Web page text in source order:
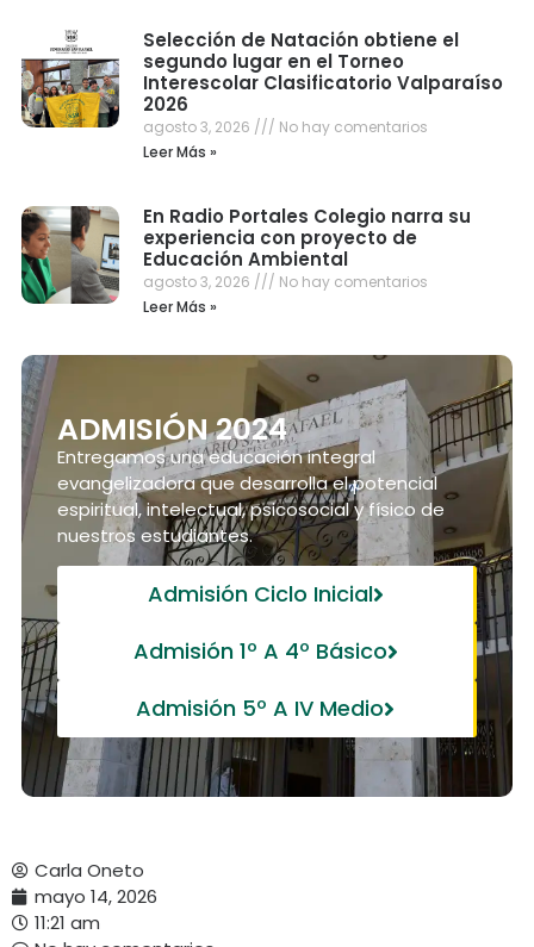
Selección de Natación obtiene el
segundo lugar en el Torneo
Interescolar Clasificatorio Valparaíso
2026
agosto 3, 2026
No hay comentarios
Leer Más »
En Radio Portales Colegio narra su
experiencia con proyecto de
Educación Ambiental
agosto 3, 2026
No hay comentarios
Leer Más »
ADMISIÓN 2024
Entregamos una educación integral
evangelizadora que desarrolla el potencial
espiritual, intelectual, psicosocial y físico de
nuestros estudiantes.
Admisión Ciclo Inicial
Admisión 1º A 4º Básico
Admisión 5º A IV Medio
Carla Oneto
mayo 14, 2026
11:21 am